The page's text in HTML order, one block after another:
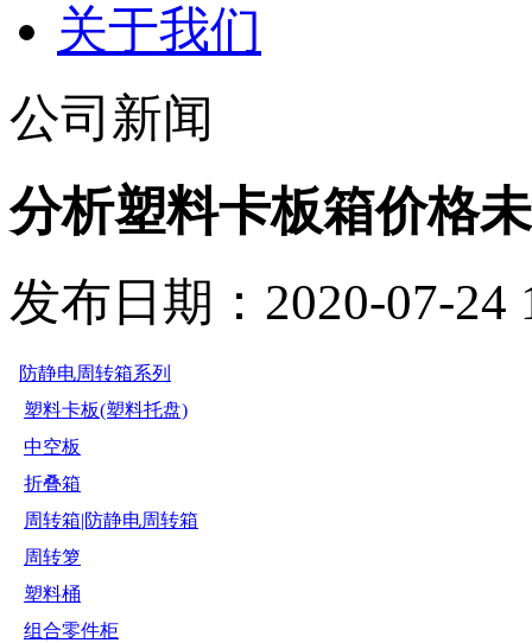
关于我们
公司新闻
分析塑料卡板箱价格
发布日期：2020-07-
防静电周转箱系列
塑料卡板(塑料托盘)
中空板
折叠箱
周转箱|防静电周转箱
周转箩
塑料桶
组合零件柜